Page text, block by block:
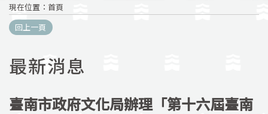
現在位置 ： 首頁
回上一頁
最新消息
臺南市政府文化局辦理「第十六屆臺南